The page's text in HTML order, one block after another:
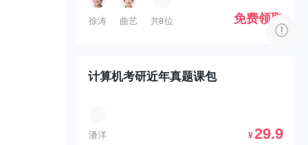
徐涛 曲艺 共8位 免费领取
计算机考研近年真题课包
潘洋 ¥29.9